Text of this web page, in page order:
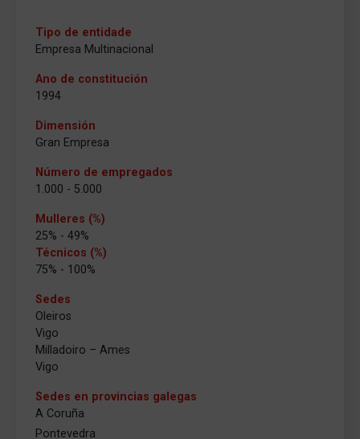
Tipo de entidade
Empresa Multinacional
Ano de constitución
1994
Dimensión
Gran Empresa
Número de empregados
1.000 - 5.000
Mulleres (%)
25% - 49%
Técnicos (%)
75% - 100%
Sedes
Oleiros
Vigo
Milladoiro – Ames
Vigo
Sedes en provincias galegas
A Coruña
Pontevedra